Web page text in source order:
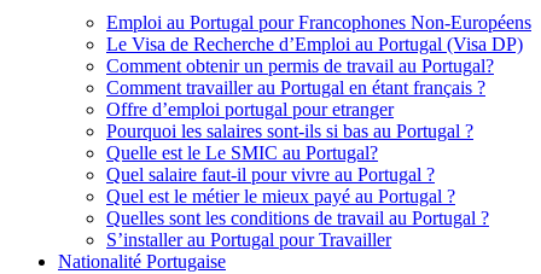
Emploi au Portugal pour Francophones Non-Européens
Le Visa de Recherche d’Emploi au Portugal (Visa DP)
Comment obtenir un permis de travail au Portugal?
Comment travailler au Portugal en étant français ?
Offre d’emploi portugal pour etranger
Pourquoi les salaires sont-ils si bas au Portugal ?
Quelle est le Le SMIC au Portugal?
Quel salaire faut-il pour vivre au Portugal ?
Quel est le métier le mieux payé au Portugal ?
Quelles sont les conditions de travail au Portugal ?
S’installer au Portugal pour Travailler
Nationalité Portugaise